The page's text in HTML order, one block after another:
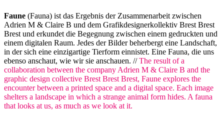
Faune (Fauna) ist das Ergebnis der Zusammenarbeit zwischen
Adrien M & Claire B und dem Grafikdesignerkollektiv Brest Brest
Brest und erkundet die Begegnung zwischen einem gedruckten und
einem digitalen Raum. Jedes der Bilder beherbergt eine Landschaft,
in der sich eine einzigartige Tierform einnistet. Eine Fauna, die uns
ebenso anschaut, wie wir sie anschauen. //The result of a
collaboration between the company Adrien M & Claire B and the
graphic design collective Brest Brest Brest, Faune explores the
encounter between a printed space and a digital space. Each image
shelters a landscape in which a strange animal form hides. A fauna
that looks at us, as much as we look at it.